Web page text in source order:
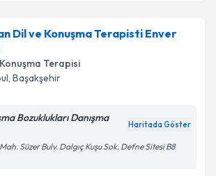
Terapisti Belgin Deniz Eşsiziçin
talebi oluşturun. Size bu uzmandan
için bir takvim hazırlandığında e-
Dil ve Konuşma Terapisti Enver
Terapisi
, Başakşehir
Bozuklukları Danışma
Haritada Göster
Süzer Bulv. Dalgıç Kuşu Sok. Defne Sitesi B8